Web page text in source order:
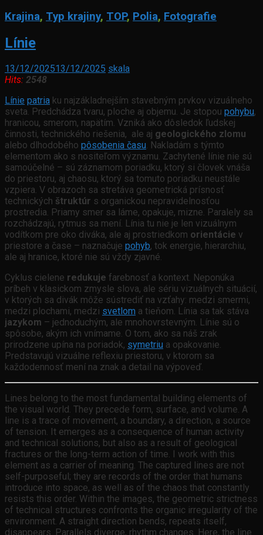
Krajina, Typ krajiny, TOP, Polia, Fotografie
Línie
13/12/202513/12/2025 skala
Hits: 2548
Línie patria ku najzákladnejším stavebným prvkov vizuálneho
sveta. Predchádza tvaru, ploche aj objemu. Je stopou pohybu,
hranicou, smerom, napätím. Vzniká ako dôsledok ľudskej
činnosti, technického riešenia, ale aj geologického zlomu
alebo dlhodobého pôsobenia času. Nakladám s týmto
elementom ako s nositeľom významu. Zachytené línie nie sú
samoúčelné – sú záznamom poriadku, ktorý si človek vnáša
do priestoru, aj chaosu, ktorý sa tomuto poriadku neustále
vzpiera. V obrazoch sa stretáva geometrická prísnosť
technických štruktúr s organickou nepravidelnosťou
prostredia. Priamy smer sa láme, opakuje, mizne. Paralely sa
rozchádzajú, rytmus sa mení. Línia tu nie je len vizuálnym
vodítkom pre oko diváka, ale aj prostriedkom orientácie v
priestore a čase – naznačuje pohyb, tok energie, hierarchiu,
ale aj hranice, ktoré nie sú vždy zjavné.
Cyklus cielene redukuje farebnosť a kontext. Neponúka
príbeh v klasickom zmysle slova, ale sériu vizuálnych situácií,
v ktorých sa divák môže sústrediť na vzťahy: medzi smermi,
medzi plochami, medzi svetlom a tieňom. Línia sa tak stáva
jazykom – jednoduchým, ale mnohovrstevným. Línie sú o
spôsobe, akým ich vnímame. O tom, ako sa náš zrak
prirodzene upína na poriadok, symetriu a opakovanie.
Predstavujú vizuálne reflexiu priestoru, v ktorom sa
každodennosť mení na znak a detail na výpoveď.
Lines belong to the most fundamental building elements of
the visual world. They precede form, surface, and volume. A
line is a trace of movement, a boundary, a direction, a source
of tension. It emerges as a consequence of human activity
and technical solutions, but also as a result of geological
fractures or the long-term action of time. I work with this
element as a carrier of meaning. The captured lines are not
self-purposeful; they are records of the order that humans
introduce into space, as well as of the chaos that constantly
resists this order. Within the images, the geometric strictness
of technical structures confronts the organic irregularity of the
environment. A straight direction bends, repeats itself,
disappears. Parallels diverge, rhythm changes. Here, the line